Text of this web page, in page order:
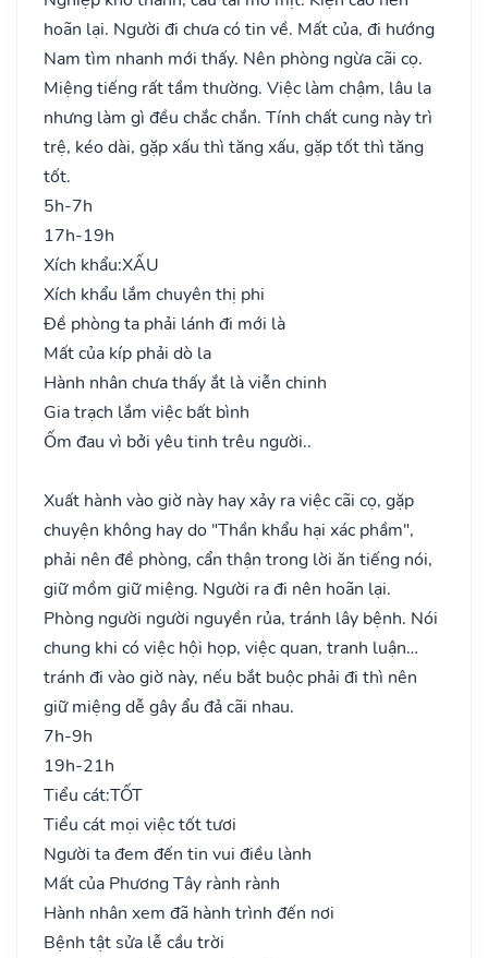
hoãn lại. Người đi chưa có tin về. Mất của, đi hướng
Nam tìm nhanh mới thấy. Nên phòng ngừa cãi cọ.
Miệng tiếng rất tầm thường. Việc làm chậm, lâu la
nhưng làm gì đều chắc chắn. Tính chất cung này trì
trệ, kéo dài, gặp xấu thì tăng xấu, gặp tốt thì tăng
tốt.
5h-7h
17h-19h
Xích khẩu:XẤU
Xích khẩu lắm chuyên thị phi
Đề phòng ta phải lánh đi mới là
Mất của kíp phải dò la
Hành nhân chưa thấy ắt là viễn chinh
Gia trạch lắm việc bất bình
Ốm đau vì bởi yêu tinh trêu người..
Xuất hành vào giờ này hay xảy ra việc cãi cọ, gặp
chuyện không hay do "Thần khẩu hại xác phầm",
phải nên đề phòng, cẩn thận trong lời ăn tiếng nói,
giữ mồm giữ miệng. Người ra đi nên hoãn lại.
Phòng người người nguyền rủa, tránh lây bệnh. Nói
chung khi có việc hội họp, việc quan, tranh luận…
tránh đi vào giờ này, nếu bắt buộc phải đi thì nên
giữ miệng dễ gây ẩu đả cãi nhau.
7h-9h
19h-21h
Tiểu cát:TỐT
Tiểu cát mọi việc tốt tươi
Người ta đem đến tin vui điều lành
Mất của Phương Tây rành rành
Hành nhân xem đã hành trình đến nơi
Bệnh tật sửa lễ cầu trời